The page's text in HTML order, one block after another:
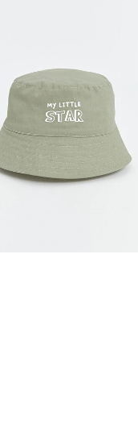
دلو مطبوعة للأولاد الرضع